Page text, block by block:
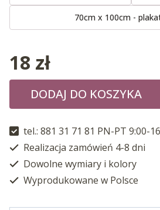
70cm x 100cm -
18 zł
DODAJ DO KOSZYKA
tel.: 881 31 71 81 PN-PT 9:00-
Realizacja zamówień 4-8 dni
Dowolne wymiary i kolory
Wyprodukowane w Polsce